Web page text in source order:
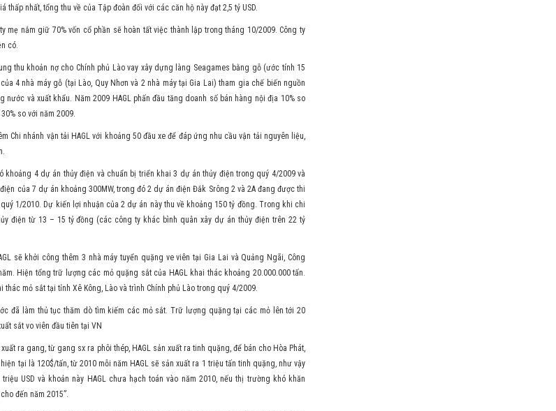
thấp nhất, tổng thu về của Tập đoàn đối với các căn hộ này đạt 2,5 tỷ USD.
mẹ nắm giữ 70% vốn cổ phần sẽ hoàn tất việc thành lập trong tháng 10/2009. Công ty
có.
thu khoản nợ cho Chính phủ Lào vay xây dựng làng Seagames bằng gỗ (ước tính 15
4 nhà máy gỗ (tại Lào, Quy Nhơn và 2 nhà máy tại Gia Lai) tham gia chế biến nguồn
nước và xuất khẩu. Năm 2009 HAGL phấn đầu tăng doanh số bán hàng nội địa 10% so
so với năm 2009.
Chi nhánh vận tải HAGL với khoảng 50 đầu xe để đáp ứng nhu cầu vận tải nguyên liệu,
khoảng 4 dự án thủy điện và chuẩn bị triển khai 3 dự án thủy điện trong quý 4/2009 và
của 7 dự án khoảng 300MW, trong đó 2 dự án điện Đắk Srông 2 và 2A đang được thi
1/2010. Dự kiến lợi nhuận của 2 dự án này thu về khoảng 150 tỷ đồng. Trong khi chi
điện từ 13 – 15 tỷ đồng (các công ty khác bình quân xây dự án thủy điện trên 22 tỷ
sẽ khởi công thêm 3 nhà máy tuyển quặng ve viên tại Gia Lai và Quảng Ngãi, Công
Hiện tổng trữ lượng các mỏ quặng sắt của HAGL khai thác khoảng 20.000.000 tấn.
thác mỏ sắt tại tỉnh Xê Kông, Lào và trình Chính phủ Lào trong quý 4/2009.
đã làm thủ tục thăm dò tìm kiếm các mỏ sắt. Trữ lượng quặng tại các mỏ lên tới 20
sắt vo viên đầu tiên tại VN
ra gang, từ gang sx ra phôi thép, HAGL sản xuất ra tinh quặng, để bán cho Hòa Phát,
tại là 120$/tấn, từ 2010 mỗi năm HAGL sẽ sản xuất ra 1 triệu tấn tinh quặng, như vậy
USD và khoản này HAGL chưa hạch toán vào năm 2010, nếu thị trường khó khăn
đến năm 2015”.